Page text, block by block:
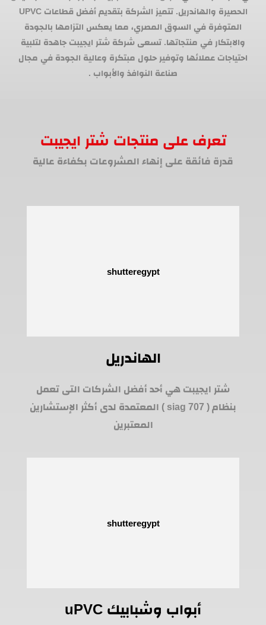
الحصيرة والهاندريل. تتميز الشركة بتقديم أفضل قطاعات UPVC
المتوفرة في السوق المصري، مما يعكس التزامها بالجودة
والابتكار في منتجاتها. تسعى شركة شتر ايجيبت جاهدة لتلبية
احتياجات عملائها وتوفير حلول مبتكرة وعالية الجودة في مجال
صناعة النوافذ والأبواب .
تعرف على منتجات شتر ايجيبت
قدرة فائقة على إنهاء المشروعات بكفاءة عالية
الهاندريل
شتر ايجيبت هي أحد أفضل الشركات التى تعمل
بنظام ( siag 707 ) المعتمدة لدى أكثر الإستشارين
المعتبرين
أبواب وشبابيك uPVC